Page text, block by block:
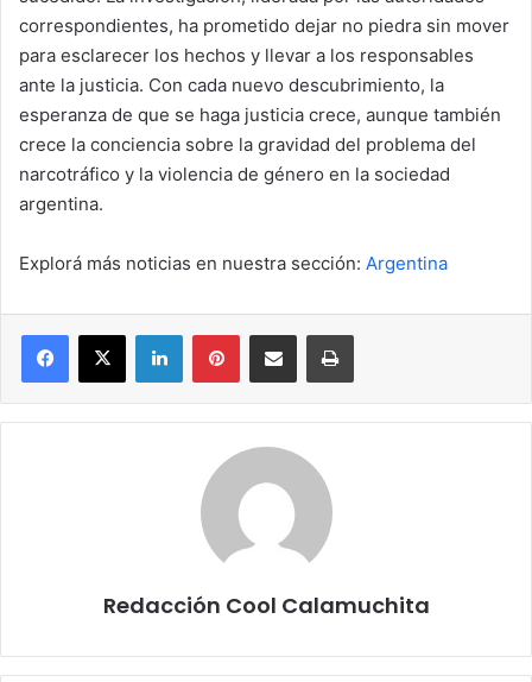
correspondientes, ha prometido dejar no piedra sin mover
para esclarecer los hechos y llevar a los responsables
ante la justicia. Con cada nuevo descubrimiento, la
esperanza de que se haga justicia crece, aunque también
crece la conciencia sobre la gravidad del problema del
narcotráfico y la violencia de género en la sociedad
argentina.
Explorá más noticias en nuestra sección: Argentina
Facebook
X LinkedInPinterestCompartir por correo electrónicoImprimir
Redacción Cool Calamuchita